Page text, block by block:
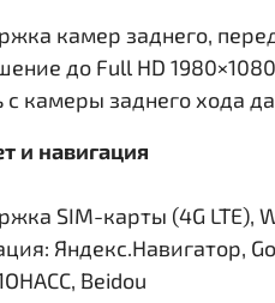
камер заднего,
до Full HD
с камеры заднего хода
и навигация
SIM-карты (4G LTE),
Яндекс.Навигатор,
Beidou